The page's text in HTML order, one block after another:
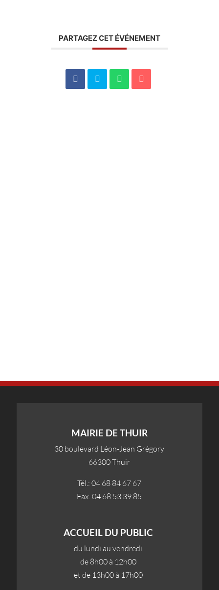
PARTAGEZ CET ÉVÉNEMENT
MAIRIE DE THUIR
30 boulevard Léon-Jean Grégory
66300 Thuir
Tél.: 04 68 84 67 67
Fax: 04 68 53 39 85
ACCUEIL DU PUBLIC
du lundi au vendredi
de 8h00 à 12h00
et de 13h00 à 17h00